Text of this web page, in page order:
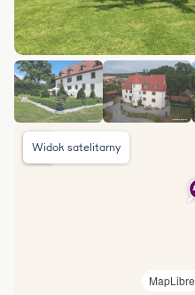
MapLibre
Widok satelitarny